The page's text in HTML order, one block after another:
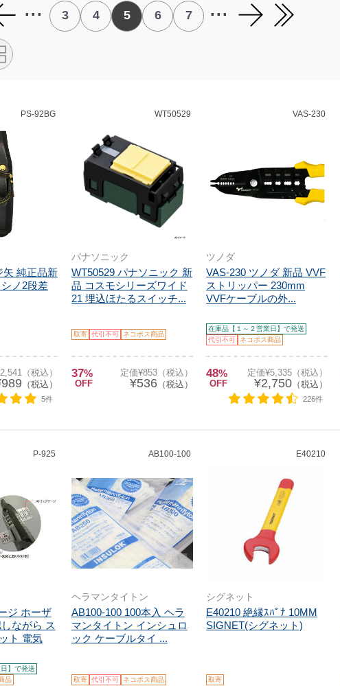
... 3 4 5 6 7 ...
PS-92BG
矢 純正品新
ノ2段差
（税込）
（税込）
5件
WT50529
パナソニック
WT50529 パナソニック 新
品 コスモシリーズワイド
21 埋込ほたるスイッチ...
取寄 代引不可 ネコポス商品
37%
OFF
定価¥853（税込）
¥536（税込）
VAS-230
ツノダ
VAS-230 ツノダ 新品 VVF
ストリッパー 230mm
VVFケーブルの外...
在庫品【１～２営業日】で発送
代引不可 ネコポス商品
48%
OFF
定価¥5,335（税込）
¥2,750（税込）
226件
P-925
ジ ホーザ
ながら ス
ト 電気
】で発送
品
AB100-100
ヘラマンタイトン
AB100-100 100本入 ヘラ
マンタイトン インシュロ
ック ケーブルタイ ...
取寄 代引不可 ネコポス商品
E40210
シグネット
E40210 絶縁ｽﾊﾟﾅ 10MM
SIGNET(シグネット)
取寄